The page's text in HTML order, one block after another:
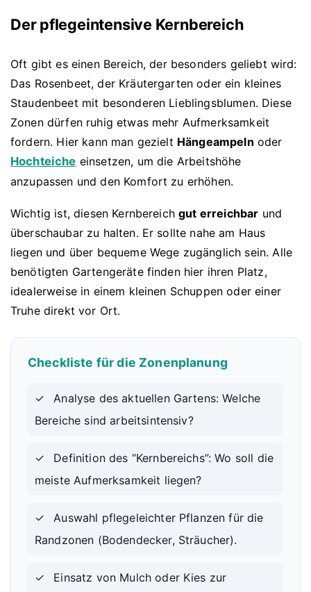
Der pflegeintensive Kernbereich
Oft gibt es einen Bereich, der besonders geliebt wird:
Das Rosenbeet, der Kräutergarten oder ein kleines
Staudenbeet mit besonderen Lieblingsblumen. Diese
Zonen dürfen ruhig etwas mehr Aufmerksamkeit
fordern. Hier kann man gezielt Hängeampeln oder
Hochteiche einsetzen, um die Arbeitshöhe
anzupassen und den Komfort zu erhöhen.
Wichtig ist, diesen Kernbereichgut erreichbar und
überschaubar zu halten. Er sollte nahe am Haus
liegen und über bequeme Wege zugänglich sein. Alle
benötigten Gartengeräte finden hier ihren Platz,
idealerweise in einem kleinen Schuppen oder einer
Truhe direkt vor Ort.
Checkliste für die Zonenplanung
✓
Analyse des aktuellen Gartens: Welche
Bereiche sind arbeitsintensiv?
✓
Definition des “Kernbereichs”: Wo soll die
meiste Aufmerksamkeit liegen?
✓
Auswahl pflegeleichter Pflanzen für die
Randzonen (Bodendecker, Sträucher).
✓
Einsatz von Mulch oder Kies zur